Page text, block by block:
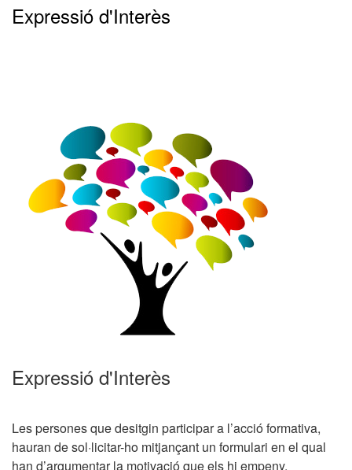
Expressió d'Interès
Expressió d'Interès
Les persones que desitgin participar a l’acció formativa,
hauran de sol·licitar-ho mitjançant un formulari en el qual
han d’argumentar la motivació que els hi empeny.